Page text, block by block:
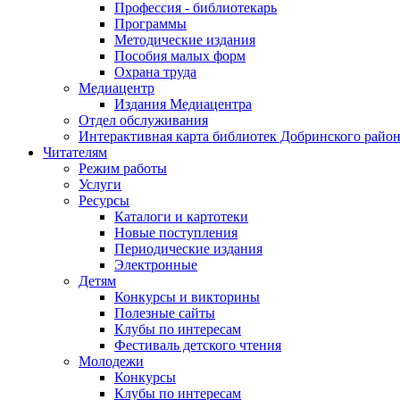
Профессия - библиотекарь
Программы
Методические издания
Пособия малых форм
Охрана труда
Медиацентр
Издания Медиацентра
Отдел обслуживания
Интерактивная карта библиотек Добринского
Читателям
Режим работы
Услуги
Ресурсы
Каталоги и картотеки
Новые поступления
Периодические издания
Электронные
Детям
Конкурсы и викторины
Полезные сайты
Клубы по интересам
Фестиваль детского чтения
Молодежи
Конкурсы
Клубы по интересам